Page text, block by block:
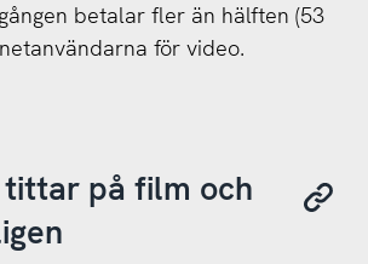
betalar fler än hälften (53
för video.
på film och